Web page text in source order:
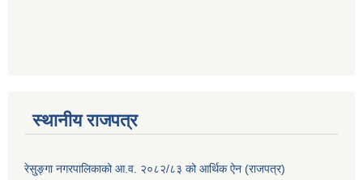
स्थानीय राजपत्र
रेसु्ङ्गा नगरपालिकाको आ.व. २०८२/८३ को आर्थिक ऐन (राजपत्र)